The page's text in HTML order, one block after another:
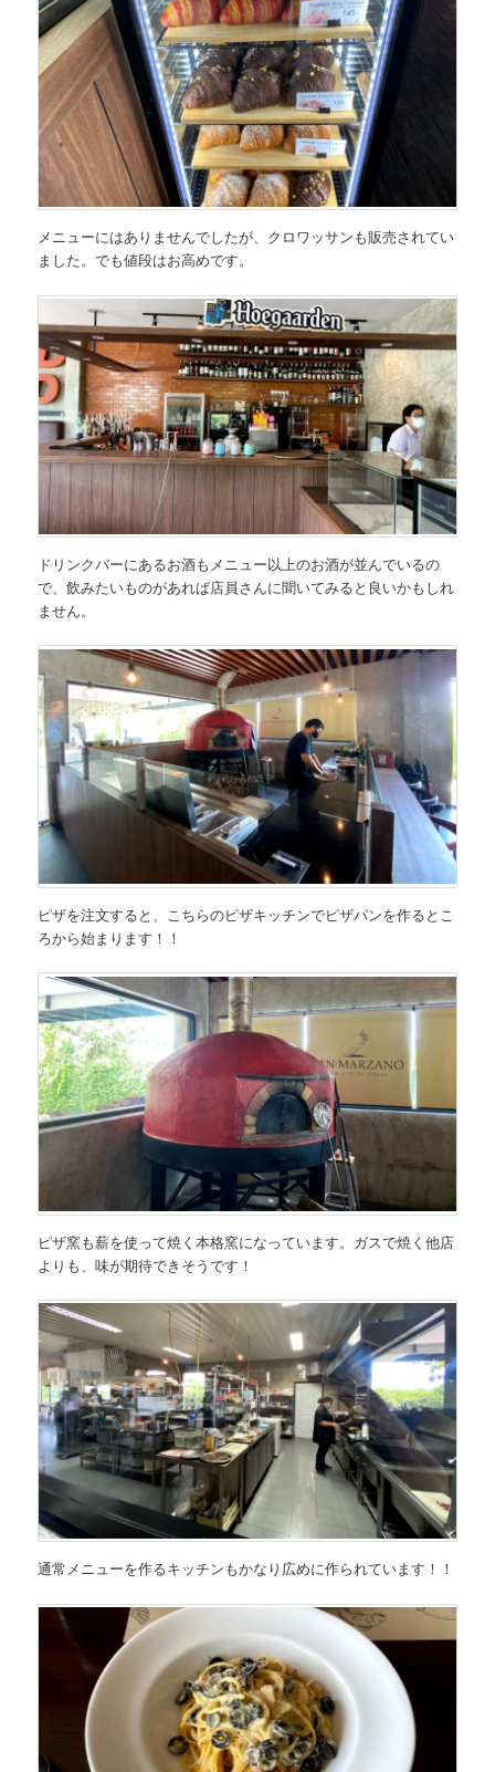
メニューにはありませんでしたが、クロワッサンも販売されてい
ました。でも値段はお高めです。
ドリンクバーにあるお酒もメニュー以上のお酒が並んでいるの
で、飲みたいものがあれば店員さんに聞いてみると良いかもしれ
ません。
ピザを注文すると、こちらのピザキッチンでピザパンを作るとこ
ろから始まります！！
ピザ窯も薪を使って焼く本格窯になっています。ガスで焼く他店
よりも、味が期待できそうです！
通常メニューを作るキッチンもかなり広めに作られています！！